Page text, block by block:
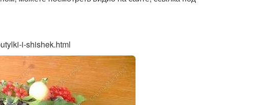
i-shishek.html